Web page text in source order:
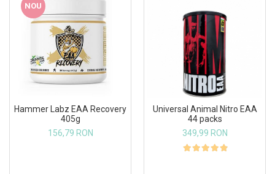
NOU
Hammer Labz EAA Recovery
405g
156,79 RON
Universal Animal Nitro EAA
44 packs
349,99 RON